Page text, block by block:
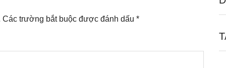
Các trường bắt buộc được đánh dấu *